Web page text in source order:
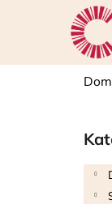
í
Späť
do
Späť
do